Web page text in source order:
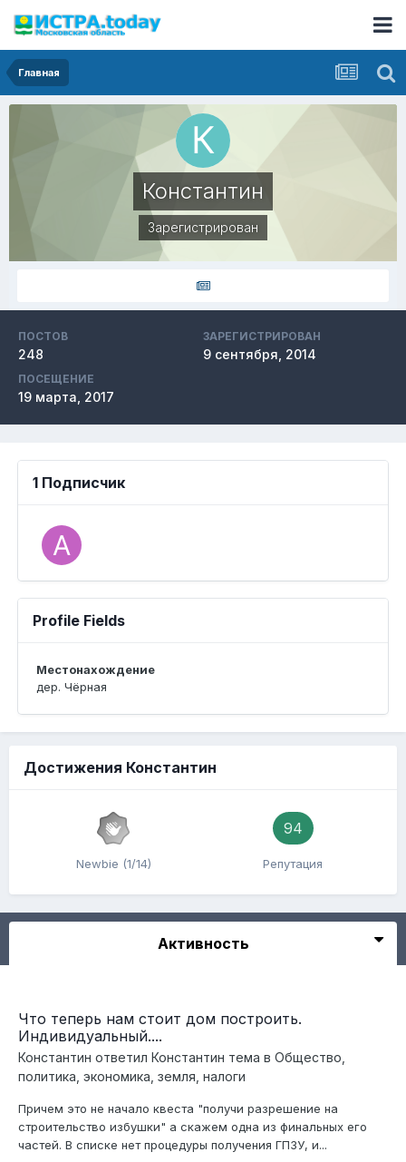
Главная
Константин
Зарегистрирован
ПОСТОВ
248
ЗАРЕГИСТРИРОВАН
9 сентября, 2014
ПОСЕЩЕНИЕ
19 марта, 2017
1 Подписчик
Profile Fields
Местонахождение
дер. Чёрная
Достижения Константин
Newbie (1/14)
94
Репутация
Активность
Что теперь нам стоит дом построить.
Индивидуальный....
Константин ответил Константин тема в Общество,
политика, экономика, земля, налоги
Причем это не начало квеста "получи разрешение на
строительство избушки" а скажем одна из финальных его
частей. В списке нет процедуры получения ГПЗУ, и...